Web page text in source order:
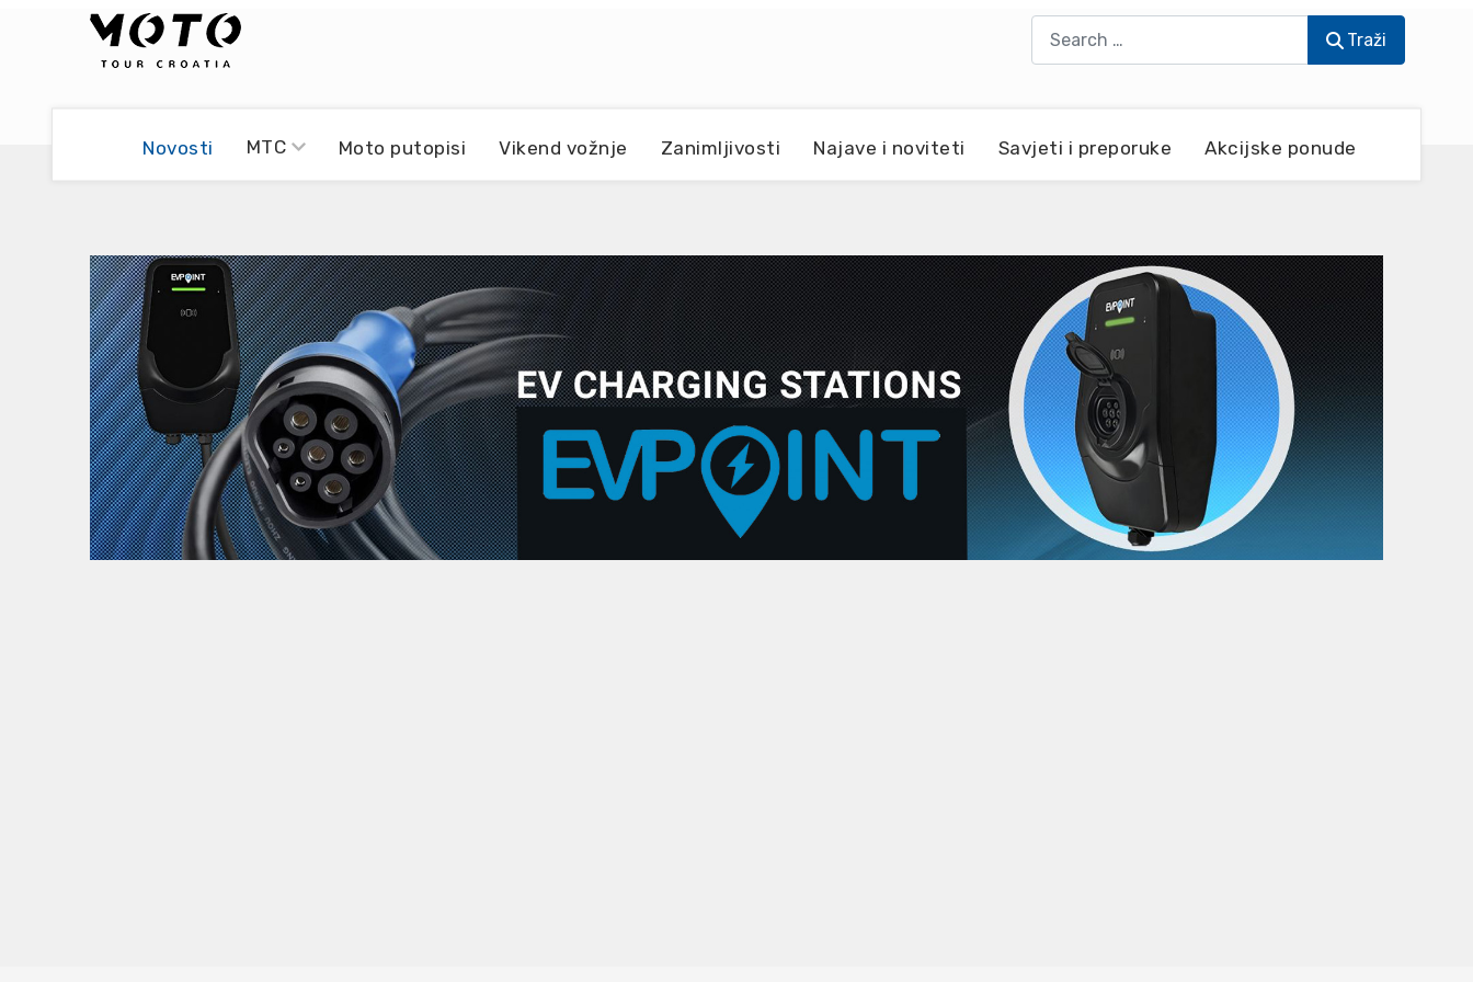
Traži
Novosti MTC Moto putopisi Vikend vožnje Zanimljivosti Najave i noviteti Savjeti i preporuke Akcijske ponude
Moto servisi
Impressum
Damir Pritišanac - Prile
Dario Dinter - Moto TOZ
Igor Kreč - UmPaDrum
Igor Kukec Brmbi
Slaven Gajdek
MTC - Moto Tour Croatia
Moto putopisi
Vikend vožnje
Zanimljivost